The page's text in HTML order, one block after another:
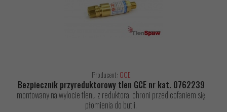
Producent: GCE
Bezpiecznik przyreduktorowy tlen GCE nr kat. 0762239
montowany na wylocie tlenu z reduktora, chroni przed cofaniem się
płomienia do butli.